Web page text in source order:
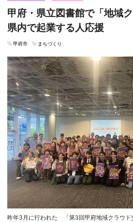
甲府・県立図書館で「地域
県内で起業する人応援
甲府市 まちづくり
昨年3月に行われた 「第3回甲府地域クラウド